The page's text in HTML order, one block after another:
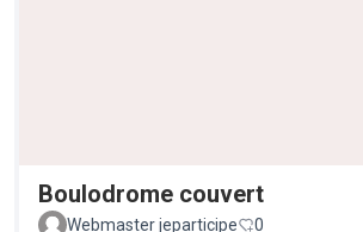
Boulodrome couvert
Webmaster jeparticipe
0